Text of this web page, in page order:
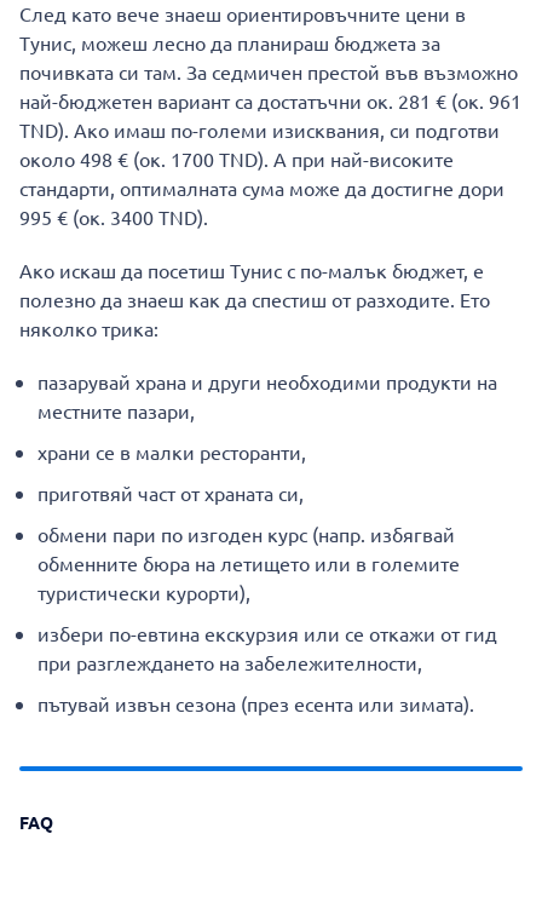
След като вече знаеш ориентировъчните цени в
Тунис, можеш лесно да планираш бюджета за
почивката си там. За седмичен престой във възможно
най-бюджетен вариант са достатъчни ок. 281 € (ок. 961
TND). Ако имаш по-големи изисквания, си подготви
около 498 € (ок. 1700 TND). А при най-високите
стандарти, оптималната сума може да достигне дори
995 € (ок. 3400 TND).
Ако искаш да посетиш Тунис с по-малък бюджет, е
полезно да знаеш как да спестиш от разходите. Ето
няколко трика:
пазарувай храна и други необходими продукти на
местните пазари,
храни се в малки ресторанти,
приготвяй част от храната си,
обмени пари по изгоден курс (напр. избягвай
обменните бюра на летището или в големите
туристически курорти),
избери по-евтина екскурзия или се откажи от гид
при разглеждането на забележителности,
пътувай извън сезона (през есента или зимата).
FAQ